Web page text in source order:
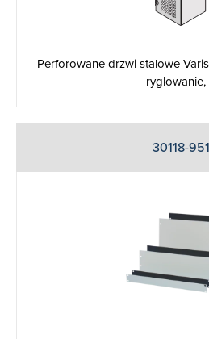
Perforowane drzwi stalowe
ryglowanie,
30118-951